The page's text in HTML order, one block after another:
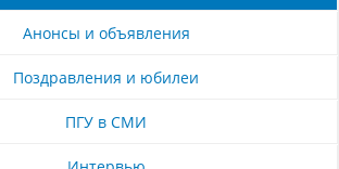
Анонсы и объявления
Поздравления и юбилеи
ПГУ в СМИ